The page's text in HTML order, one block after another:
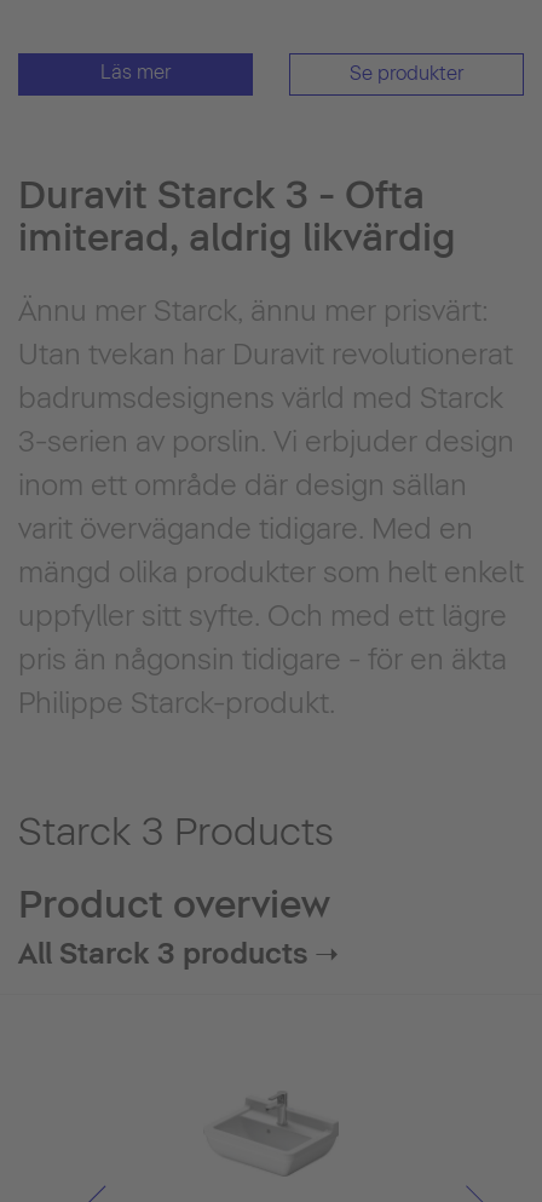
Läs mer Se produkter
Duravit Starck 3 - Ofta
imiterad, aldrig likvärdig
Ännu mer Starck, ännu mer prisvärt:
Utan tvekan har Duravit revolutionerat
badrumsdesignens värld med Starck
3-serien av porslin. Vi erbjuder design
inom ett område där design sällan
varit övervägande tidigare. Med en
mängd olika produkter som helt enkelt
uppfyller sitt syfte. Och med ett lägre
pris än någonsin tidigare - för en äkta
Philippe Starck-produkt.
Starck 3 Products
Product overview
All Starck 3 products ➝